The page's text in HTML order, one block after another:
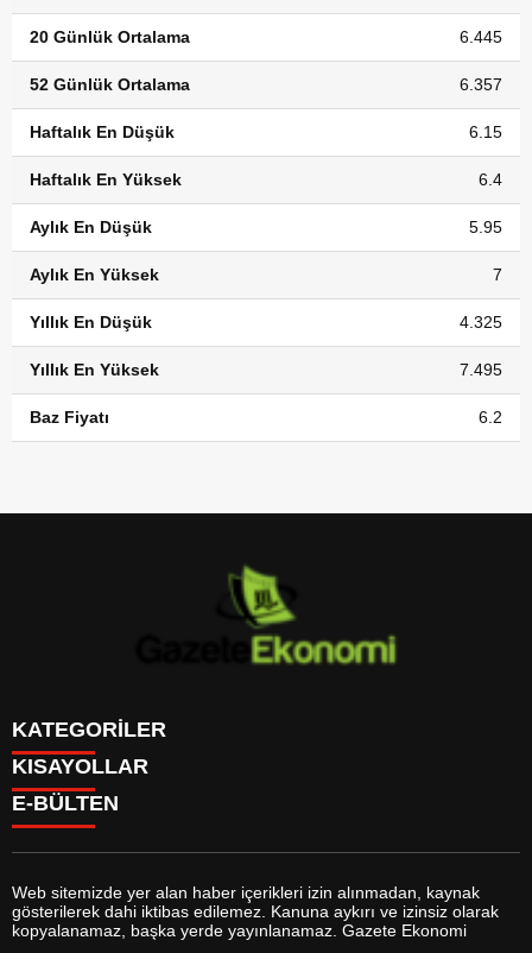
20 Günlük Ortalama 6.445
52 Günlük Ortalama 6.357
Haftalık En Düşük 6.15
Haftalık En Yüksek 6.4
Aylık En Düşük 5.95
Aylık En Yüksek 7
Yıllık En Düşük 4.325
Yıllık En Yüksek 7.495
Baz Fiyatı 6.2
KATEGORİLER
GÜNDEM
DÜNYA
SİYASET
MAGAZİN
SAĞLIK
EĞİTİM
YAŞAM
KISAYOLLAR
BURÇLAR
FİKSTÜR
FİRMA EKLE
FİRMA REHBERİ
E-BÜLTEN
gazeteekonomi.com e-bültenine abone olarak, tarafınıza haber,
Web sitemizde yer alan haber içerikleri izin alınmadan, kaynak
gösterilerek dahi iktibas edilemez. Kanuna aykırı ve izinsiz olarak
kopyalanamaz, başka yerde yayınlanamaz. Gazete Ekonomi